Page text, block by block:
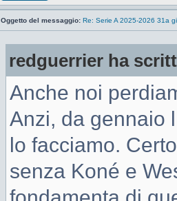
Oggetto del messaggio: Re: Serie A 2025-2026 31a
redguerrier ha
Anche noi
Anzi, da gennaio
lo facciamo.
senza Koné e